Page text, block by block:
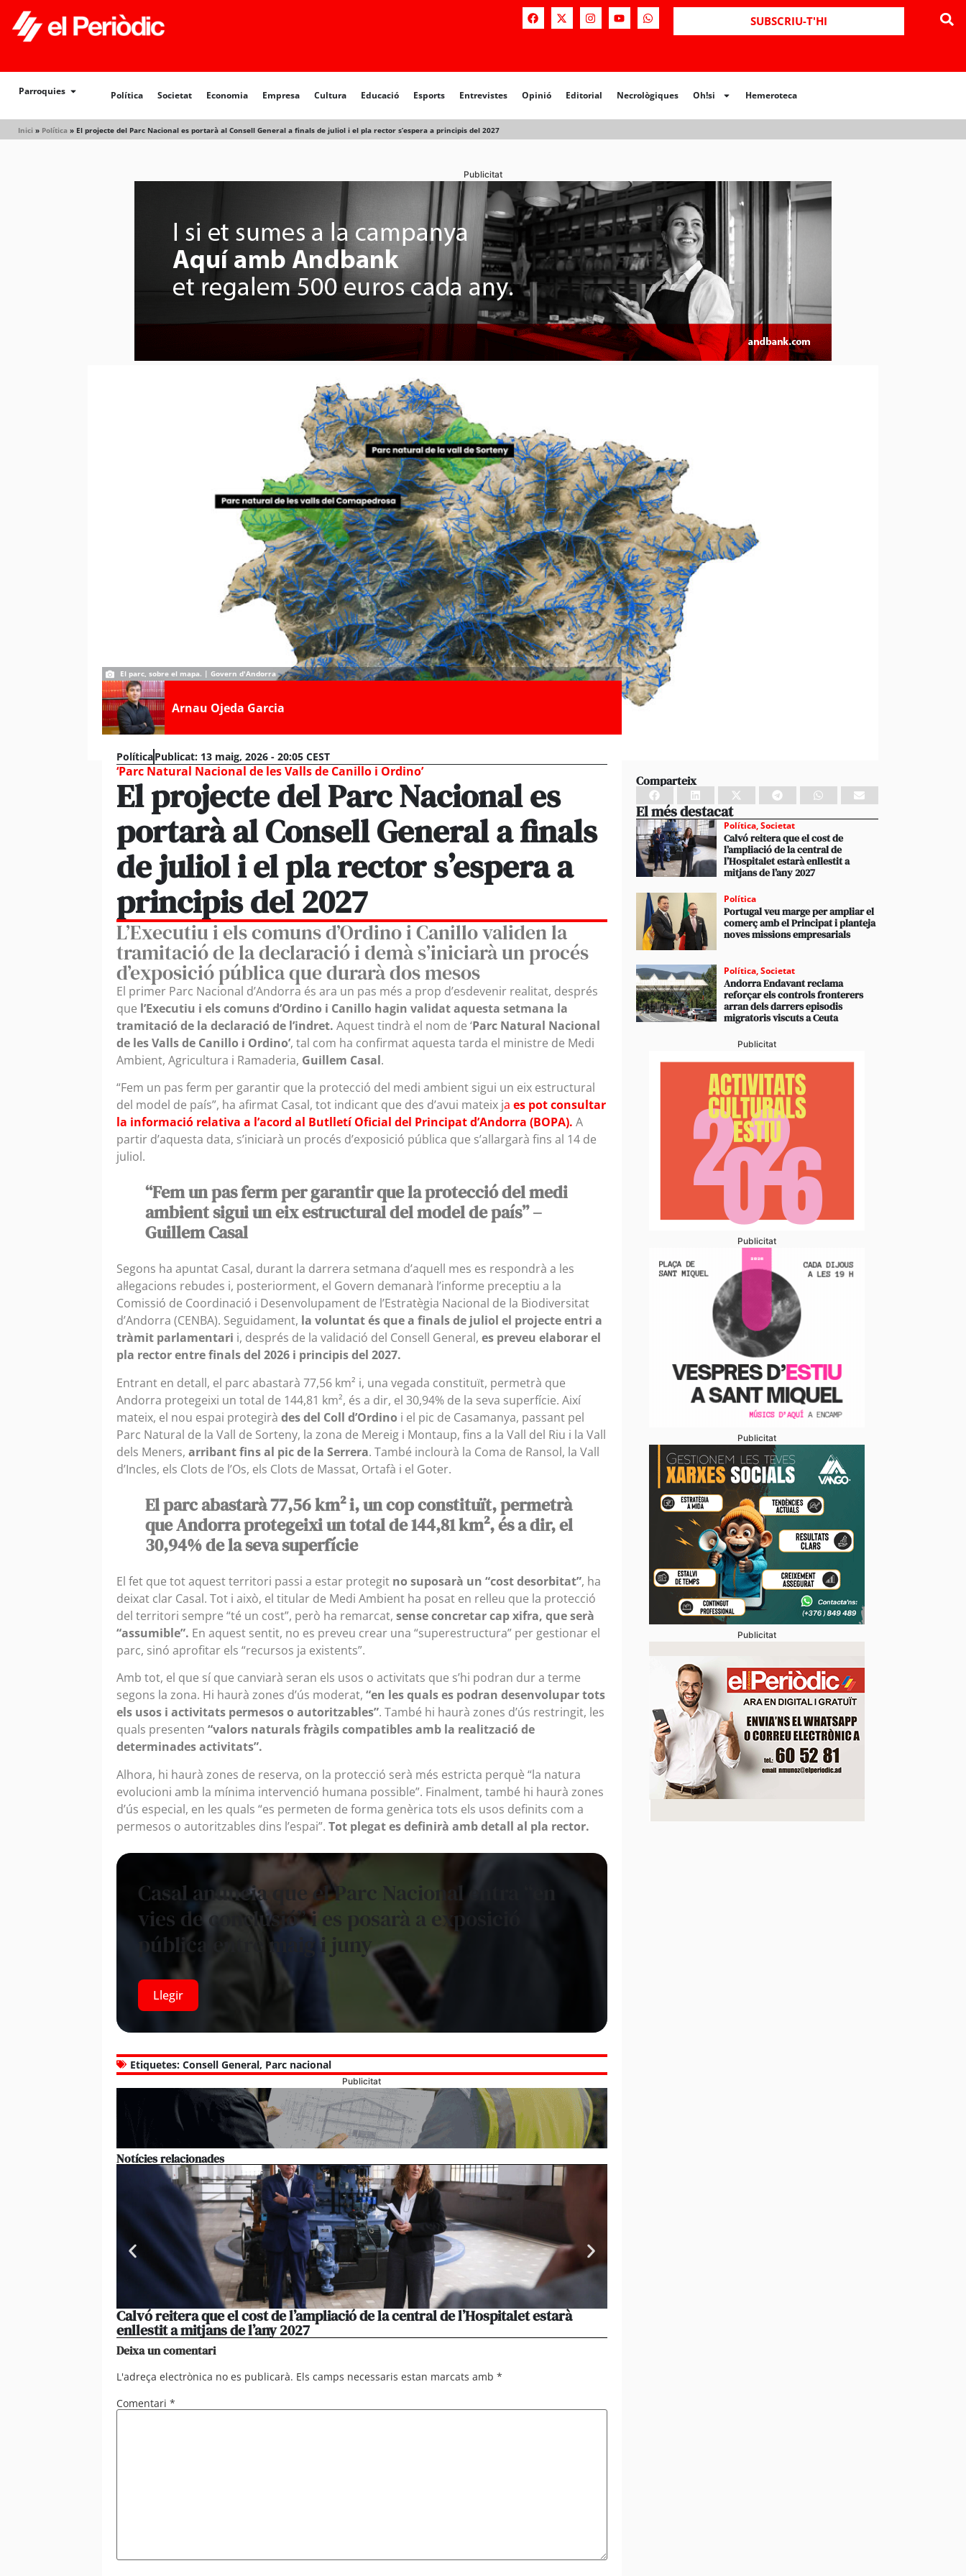
SUBSCRIU-T'HI
Parroquies Política Societat Economia Empresa Cultura Educació Esports Entrevistes Opinió Editorial Necrològiques Oh!si Hemeroteca
Inici » Política » El projecte del Parc Nacional es portarà al Consell General a finals de juliol i el pla rector s’espera a principis del 2027
Política Societat Opinió Editorial Necrològiques Hemeroteca
Publicitat
El parc, sobre el mapa. | Govern d'Andorra
Arnau Ojeda Garcia
PolíticaPublicat: 13 maig, 2026 - 20:05 CEST
‘Parc Natural Nacional de les Valls de Canillo i Ordino’
El projecte del Parc Nacional es
portarà al Consell General a finals
de juliol i el pla rector s’espera a
principis del 2027
L’Executiu i els comuns d’Ordino i Canillo validen la
tramitació de la declaració i demà s’iniciarà un procés
d’exposició pública que durarà dos mesos
El primer Parc Nacional d’Andorra és ara un pas més a prop d’esdevenir realitat, després
que l’Executiu i els comuns d’Ordino i Canillo hagin validat aquesta setmana la
tramitació de la declaració de l’indret. Aquest tindrà el nom de ‘Parc Natural Nacional
de les Valls de Canillo i Ordino’, tal com ha confirmat aquesta tarda el ministre de Medi
Ambient, Agricultura i Ramaderia, Guillem Casal.
“Fem un pas ferm per garantir que la protecció del medi ambient sigui un eix estructural
del model de país”, ha afirmat Casal, tot indicant que des d’avui mateix ja es pot consultar
la informació relativa a l’acord al Butlletí Oficial del Principat d’Andorra (BOPA). A
partir d’aquesta data, s’iniciarà un procés d’exposició pública que s’allargarà fins al 14 de
juliol.
“Fem un pas ferm per garantir que la protecció del medi
ambient sigui un eix estructural del model de país” –
Guillem Casal
Segons ha apuntat Casal, durant la darrera setmana d’aquell mes es respondrà a les
al·legacions rebudes i, posteriorment, el Govern demanarà l’informe preceptiu a la
Comissió de Coordinació i Desenvolupament de l’Estratègia Nacional de la Biodiversitat
d’Andorra (CENBA). Seguidament, la voluntat és que a finals de juliol el projecte entri a
tràmit parlamentari i, després de la validació del Consell General, es preveu elaborar el
pla rector entre finals del 2026 i principis del 2027.
Entrant en detall, el parc abastarà 77,56 km² i, una vegada constituït, permetrà que
Andorra protegeixi un total de 144,81 km², és a dir, el 30,94% de la seva superfície. Així
mateix, el nou espai protegirà des del Coll d’Ordino i el pic de Casamanya, passant pel
Parc Natural de la Vall de Sorteny, la zona de Mereig i Montaup, fins a la Vall del Riu i la Vall
dels Meners, arribant fins al pic de la Serrera. També inclourà la Coma de Ransol, la Vall
d’Incles, els Clots de l’Os, els Clots de Massat, Ortafà i el Goter.
El parc abastarà 77,56 km² i, un cop constituït, permetrà
que Andorra protegeixi un total de 144,81 km², és a dir, el
30,94% de la seva superfície
El fet que tot aquest territori passi a estar protegit no suposarà un “cost desorbitat”, ha
deixat clar Casal. Tot i això, el titular de Medi Ambient ha posat en relleu que la protecció
del territori sempre “té un cost”, però ha remarcat, sense concretar cap xifra, que serà
“assumible”. En aquest sentit, no es preveu crear una “superestructura” per gestionar el
parc, sinó aprofitar els “recursos ja existents”.
Amb tot, el que sí que canviarà seran els usos o activitats que s’hi podran dur a terme
segons la zona. Hi haurà zones d’ús moderat, “en les quals es podran desenvolupar tots
els usos i activitats permesos o autoritzables”. També hi haurà zones d’ús restringit, les
quals presenten “valors naturals fràgils compatibles amb la realització de
determinades activitats”.
Alhora, hi haurà zones de reserva, on la protecció serà més estricta perquè “la natura
evolucioni amb la mínima intervenció humana possible”. Finalment, també hi haurà zones
d’ús especial, en les quals “es permeten de forma genèrica tots els usos definits com a
permesos o autoritzables dins l’espai”. Tot plegat es definirà amb detall al pla rector.
Casal anuncia que el Parc Nacional entra “en
vies de conclusió” i es posarà a exposició
pública entre maig i juny
Llegir
Etiquetes: Consell General, Parc nacional
Publicitat
Notícies relacionades
Calvó reitera que el cost de l’ampliació de la central de l’Hospitalet estarà
enllestit a mitjans de l’any 2027
Deixa un comentari
L'adreça electrònica no es publicarà. Els camps necessaris estan marcats amb *
Comentari *
Comparteix
El més destacat
Política,Societat
Calvó reitera que el cost de
l’ampliació de la central de
l’Hospitalet estarà enllestit a
mitjans de l’any 2027
Política
Portugal veu marge per ampliar el
comerç amb el Principat i planteja
noves missions empresarials
Política,Societat
Andorra Endavant reclama
reforçar els controls fronterers
arran dels darrers episodis
migratoris viscuts a Ceuta
Publicitat
Publicitat
Publicitat
Publicitat